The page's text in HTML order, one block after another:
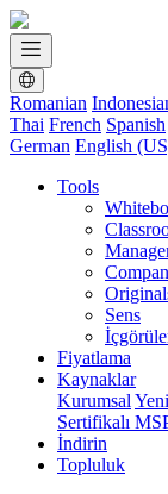
Romanian
Thai French Spanish
German English
Tools
Sens
Fiyatlama
Kaynaklar
Kurumsal
Sertifikalı
İndirin
Topluluk